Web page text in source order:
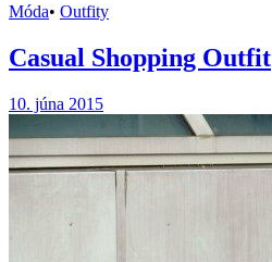
Móda• Outfity
Casual Shopping Outfit
10. júna 2015